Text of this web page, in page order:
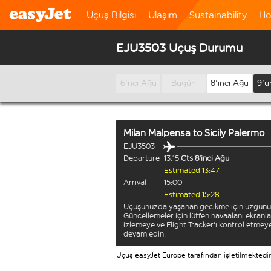
Uçuş Bilgisi Ulaşım Sustainability
EJU3503 Uçuş Durumu
6'ncı Ağu Bugün 8'inci Ağu
Milan Malpensa toSicily Palermo
EJU3503
Departure 13:15 Cts 8'inci Ağu
Estimated 13:47
Arrival
15:00
Estimated 15:28
Uçuşunuzda yaşanan gecikme için
Güncellemeler için lütfen havaalanı
izlemeye ve Flight Tracker'ı kontrol
devam edin.
Uçuş easyJet Europe tarafından işletilmektedir